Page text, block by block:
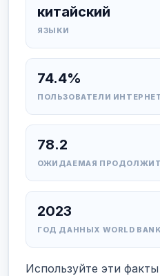
китайский
ЯЗЫКИ
74.4%
ПОЛЬЗОВАТЕЛИ
78.2
ОЖИДАЕМАЯ
2023
ГОД ДАННЫХ WORLD BANK
Используйте эти